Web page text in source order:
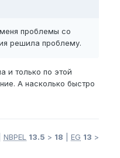
проблемы со
решила проблему.
и только по этой
А насколько быстро
NBPEL 13.5 > 18 EG 13 >